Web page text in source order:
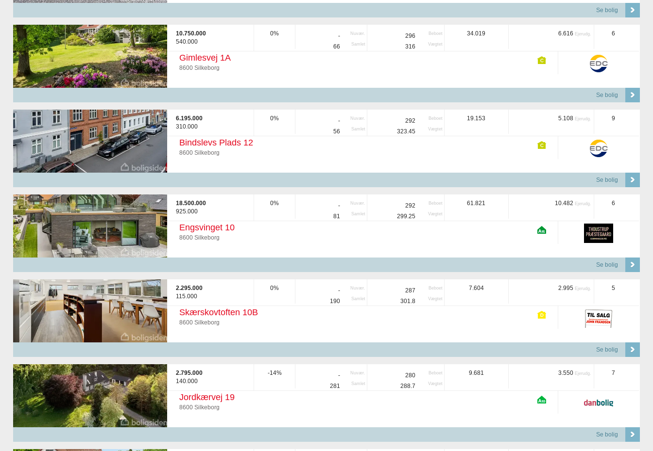
Se bolig
10.750.000
540.000
0% - Nuvær.
66 Samlet
296 Beboet
316 Vægtet
34.019 6.616 Ejerudg. 6
Gimlesvej 1A
8600 Silkeborg
Se bolig
6.195.000
310.000
0% - Nuvær.
56 Samlet
292 Beboet
323.45 Vægtet
19.153 5.108 Ejerudg. 9
Bindslevs Plads 12
8600 Silkeborg
Se bolig
18.500.000
925.000
0% - Nuvær.
81 Samlet
292 Beboet
299.25 Vægtet
61.821 10.482 Ejerudg. 6
Engsvinget 10
8600 Silkeborg
Se bolig
2.295.000
115.000
0% - Nuvær.
190 Samlet
287 Beboet
301.8 Vægtet
7.604 2.995 Ejerudg. 5
Skærskovtoften 10B
8600 Silkeborg
Se bolig
2.795.000
140.000
-14% - Nuvær.
281 Samlet
280 Beboet
288.7 Vægtet
9.681 3.550 Ejerudg. 7
Jordkærvej 19
8600 Silkeborg
Se bolig